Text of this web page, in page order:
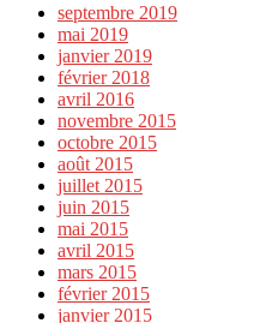
septembre 2019
mai 2019
janvier 2019
février 2018
avril 2016
novembre 2015
octobre 2015
août 2015
juillet 2015
juin 2015
mai 2015
avril 2015
mars 2015
février 2015
janvier 2015